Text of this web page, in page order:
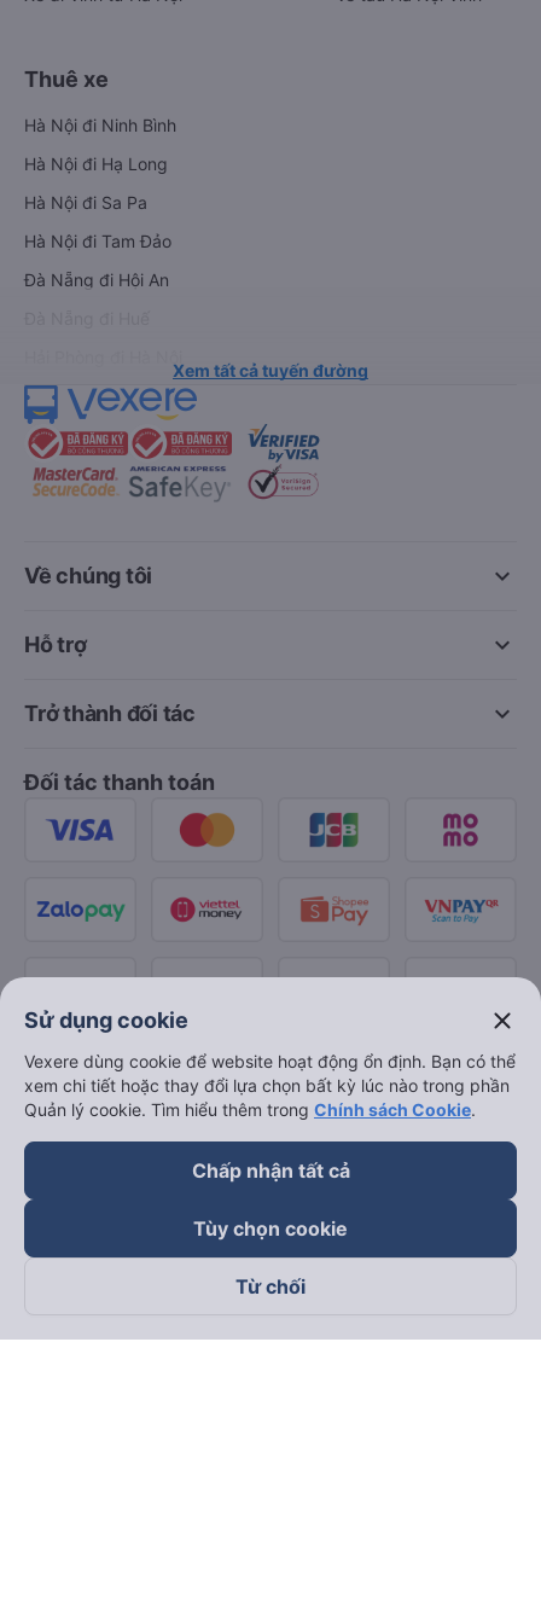
Thuê xe
Hà Nội đi Ninh Bình
Hà Nội đi Hạ Long
Hà Nội đi Sa Pa
Hà Nội đi Tam Đảo
Đà Nẵng đi Hội An
Xem tất cả tuyến đường
keyboard_arrow_down
Về chúng tôi
keyboard_arrow_down
Hỗ trợ
keyboard_arrow_down
Trở thành đối tác
Đối tác thanh toán
Theo dõi chúng tôi trên
Sử dụng cookie close
Vexere dùng cookie để website hoạt động ổn định. Bạn có thể
xem chi tiết hoặc thay đổi lựa chọn bất kỳ lúc nào trong phần
Quản lý cookie. Tìm hiểu thêm trong Chính sách Cookie.
Chấp nhận tất cả
Tùy chọn cookie
Từ chối